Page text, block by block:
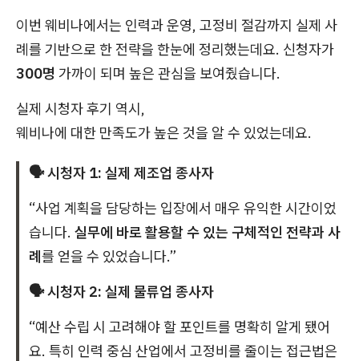
이번 웨비나에서는 인력과 운영, 고정비 절감까지 실제 사
례를 기반으로 한 전략을 한눈에 정리했는데요. 신청자가
300명 가까이 되며 높은 관심을 보여줬습니다.
실제 시청자 후기 역시,
웨비나에 대한 만족도가 높은 것을 알 수 있었는데요.
🗣️ 시청자 1: 실제 제조업 종사자
“사업 계획을 담당하는 입장에서 매우 유익한 시간이었
습니다. 실무에 바로 활용할 수 있는 구체적인 전략과 사
례를 얻을 수 있었습니다.”
🗣️ 시청자 2: 실제 물류업 종사자
“예산 수립 시 고려해야 할 포인트를 명확히 알게 됐어
요. 특히 인력 중심 산업에서 고정비를 줄이는 접근법은